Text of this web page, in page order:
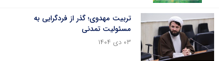
تربیت مهدوی؛ گذر از فردگرایی به
مسئولیت تمدنی
۰۳ دی ۱۴۰۴